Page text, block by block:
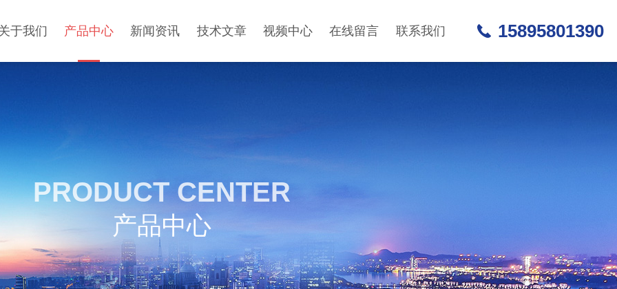
于我们 产品中心 新闻资讯 技术文章 视频中心 在线留言 联系我们 15895801390
PRODUCT CENTER
产品中心